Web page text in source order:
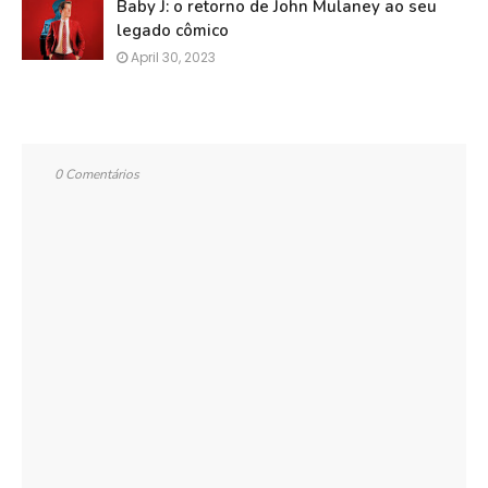
Baby J: o retorno de John Mulaney ao seu
legado cômico
April 30, 2023
0 Comentários